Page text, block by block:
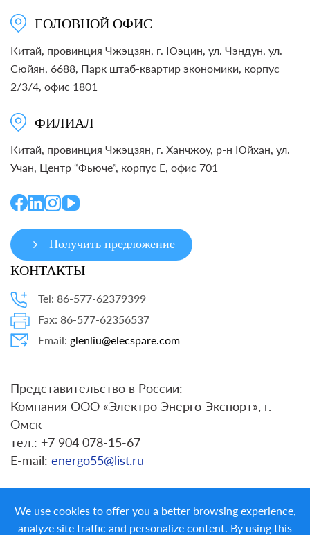
ГОЛОВНОЙ ОФИС
Китай, провинция Чжэцзян, г. Юэцин, ул. Чэндун, ул.
Сюйян, 6688, Парк штаб-квартир экономики, корпус
2/3/4, офис 1801
ФИЛИАЛ
Китай, провинция Чжэцзян, г. Ханчжоу, р-н Юйхан, ул.
Учан, Центр “Фьюче”, корпус E, офис 701
Получить предложение
КОНТАКТЫ
Tel: 86-577-62379399
Fax: 86-577-62356537
Email: glenliu@elecspare.com
Представительство в России:
Компания ООО «Электро Энерго Экспорт», г.
Омск
тел.: +7 904 078-15-67
E-mail: energo55@list.ru
We use cookies to offer you a better browsing experience,
analyze site traffic and personalize content. By using this